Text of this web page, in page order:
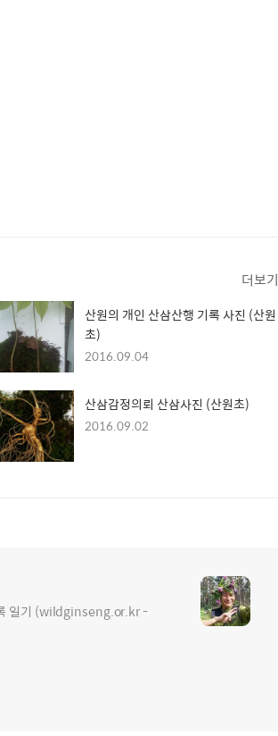
더보기
산원의 개인 산삼산행 기록 사진 (산원
초)
2016.09.04
산삼감정의뢰 산삼사진 (산원초)
2016.09.02
일기 (wildginseng.or.kr -